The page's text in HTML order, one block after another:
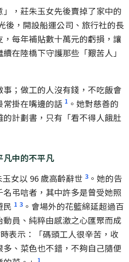
，莊朱玉女先後賣掉了家中的
後，開設船運公司、旅行社的長
每年補貼數十萬元的虧損，讓
在陸橋下守護那些「艱苦人」
事；做工的人沒有錢，不吃飯會
掛在嘴邊的話 1 。她對慈善的
計劃書，只有「看不得人餓肚
凡中的不平凡
女以 96 歲高齡辭世 3 。她的告
弔唁者，其中許多是曾受她照
民 1 3 。會場外的花籃綿延超過百
員、純粹由感激之心匯聚而成
表示：「碼頭工人很辛苦，收
、菜色也不錯，不夠自己隨便
1